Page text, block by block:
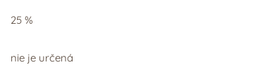
25 %
nie je určená